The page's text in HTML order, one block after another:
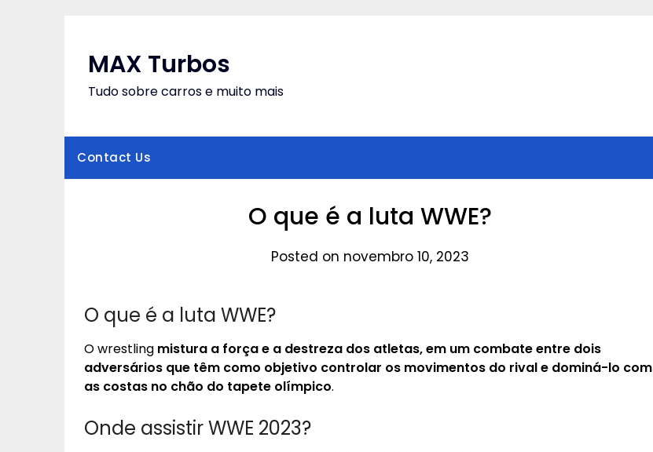
MAX Turbos
Tudo sobre carros e muito mais
Contact Us
O que é a luta WWE?
Posted on novembro 10, 2023
O que é a luta WWE?
O wrestling mistura a força e a destreza dos atletas, em um combate entre dois
adversários que têm como objetivo controlar os movimentos do rival e dominá-lo com
as costas no chão do tapete olímpico.
Onde assistir WWE 2023?